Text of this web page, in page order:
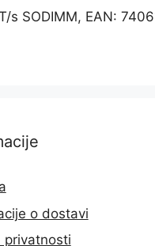
s SODIMM, EAN:
o dostavi
privatnosti